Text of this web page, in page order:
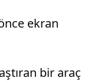
ekran
bir araç